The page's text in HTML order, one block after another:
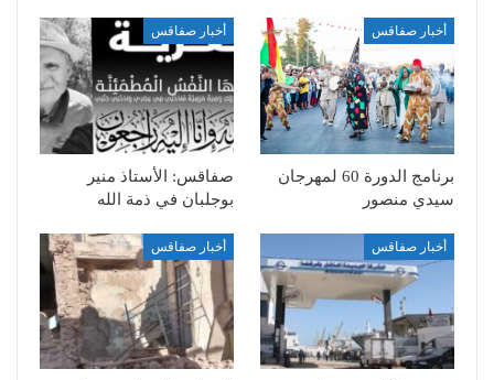
أخبار صفاقس
برنامج الدورة 60 لمهرجان
سيدي منصور
أخبار صفاقس
صفاقس: الأستاذ منير
بوجلبان في ذمة الله
أخبار صفاقس أخبار صفاقس